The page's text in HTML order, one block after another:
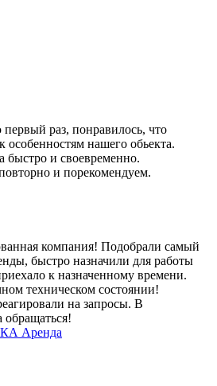
раз, понравилось, что
особенностям нашего обьекта.
быстро и своевременно.
и порекомендуем.
компания! Подобрали самый
быстро назначили для работы
к назначенному времени.
техническом состоянии!
на запросы. В
обращаться!
Аренда